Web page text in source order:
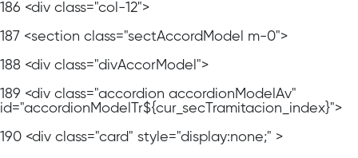
186 <div class="col-12">
187 <section class="sectAccordModel m-0">
188 <div class="divAccorModel">
189 <div class="accordion accordionModelAv"
id="accordionModelTr${cur_secTramitacion_index}">
190 <div class="card" style="display:none;" >